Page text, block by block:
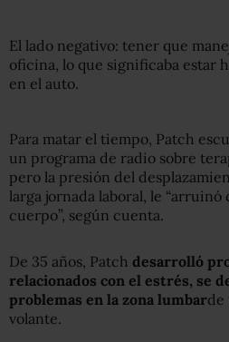
El lado negativo: tener que
oficina, lo que significaba estar
en el auto.
Para matar el tiempo, Patch
un programa de radio sobre
pero la presión del
larga jornada laboral, le
cuerpo”, según cuenta.
De 35 años, Patch desarrolló
relacionados con el estrés, se
problemas en la zona lumbarde
volante.